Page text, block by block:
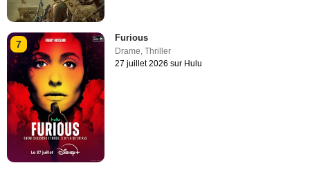
7
Furious
Drame,Thriller
27 juillet 2026 sur Hulu